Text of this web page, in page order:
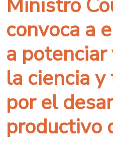
Ministro
convoca a
a
la ciencia
por el
productivo